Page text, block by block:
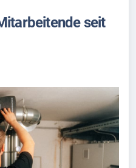
seit